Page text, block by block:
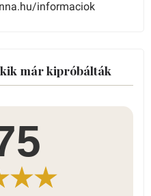
informaciok
már kipróbálták